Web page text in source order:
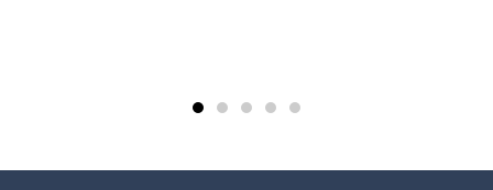
95,31 kr